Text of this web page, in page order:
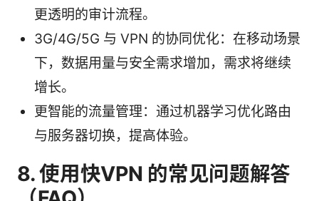
更透明的审计流程。
3G/4G/5G 与 VPN 的协同优化：在移动场景
下，数据用量与安全需求增加，需求将继续
增长。
更智能的流量管理：通过机器学习优化路由
与服务器切换，提高体验。
8. 使用快VPN 的常见问题解答